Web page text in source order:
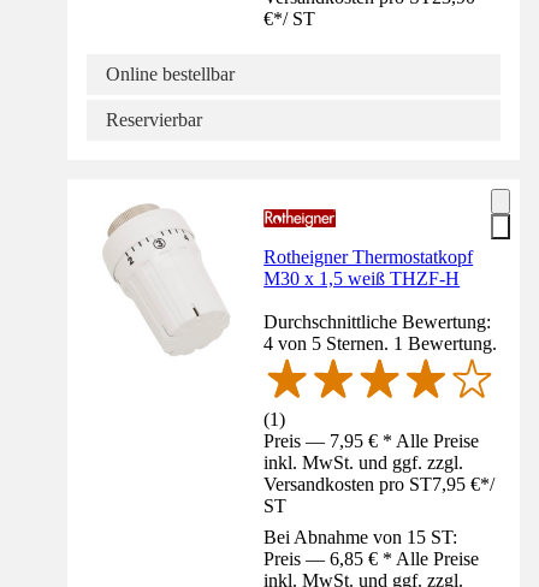
€*/ ST
Online bestellbar
Reservierbar
Rotheigner Thermostatkopf
M30 x 1,5 weiß THZF-H
Durchschnittliche Bewertung:
4 von 5 Sternen. 1 Bewertung.
(1)
Preis — 7,95 € * Alle Preise
inkl. MwSt. und ggf. zzgl.
Versandkosten pro ST7,95 €*/
ST
Bei Abnahme von 15 ST:
Preis — 6,85 € * Alle Preise
inkl. MwSt. und ggf. zzgl.